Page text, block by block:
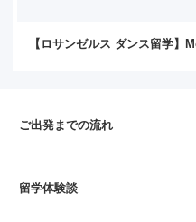
【ロサンゼルス ダンス留学
ご出発までの流れ
留学体験談